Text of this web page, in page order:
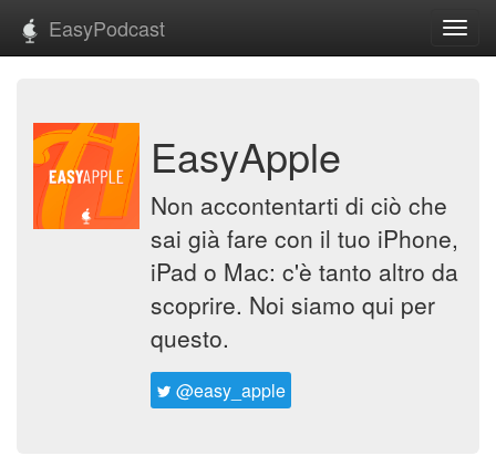
EasyPodcast
EasyApple
Non accontentarti di ciò che
sai già fare con il tuo iPhone,
iPad o Mac: c'è tanto altro da
scoprire. Noi siamo qui per
questo.
@easy_apple